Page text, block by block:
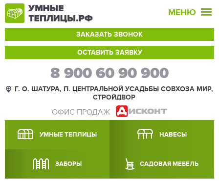
МЕНЮ
ЗАКАЗАТЬ ЗВОНОК
ОСТАВИТЬ ЗАЯВКУ
8 900 60 90 900
Г. О. ШАТУРА, П. ЦЕНТРАЛЬНОЙ УСАДЬБЫ СОВХОЗА МИР,
СТРОЙДВОР
ОФИС ПРОДАЖ
УМНЫЕ ТЕПЛИЦЫ НАВЕСЫ
ЗАБОРЫ САДОВАЯ МЕБЕЛЬ